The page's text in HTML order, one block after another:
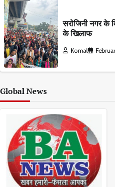
सरोजिनी नगर के
के खिलाफ
Komal
Global News